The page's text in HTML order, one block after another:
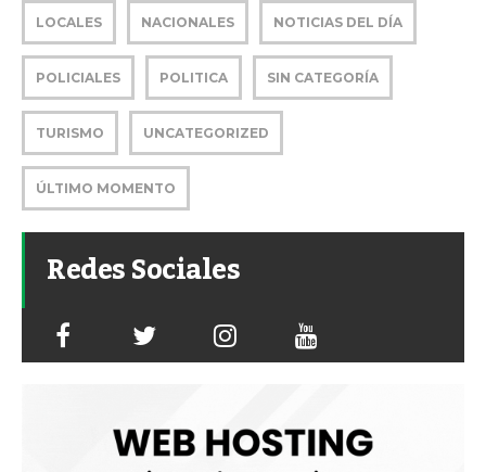
LOCALES NACIONALES NOTICIAS DEL DÍA
POLICIALES POLITICA SIN CATEGORÍA
TURISMO UNCATEGORIZED
ÚLTIMO MOMENTO
Redes Sociales